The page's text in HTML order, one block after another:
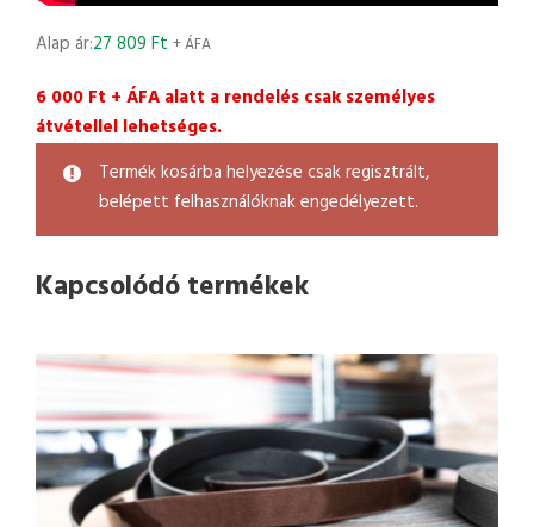
Alap ár:27 809 Ft + ÁFA
6 000 Ft + ÁFA alatt a rendelés csak személyes
átvétellel lehetséges.
Termék kosárba helyezése csak regisztrált,
belépett felhasználóknak engedélyezett.
Kapcsolódó termékek